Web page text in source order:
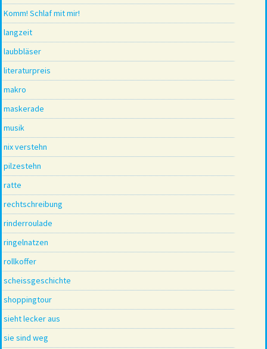
Komm! Schlaf mit mir!
langzeit
laubbläser
literaturpreis
makro
maskerade
musik
nix verstehn
pilzestehn
ratte
rechtschreibung
rinderroulade
ringelnatzen
rollkoffer
scheissgeschichte
shoppingtour
sieht lecker aus
sie sind weg